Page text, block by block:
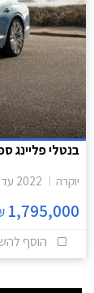
בנטלי פליינג
יוקרה 2022 עד
1,795,000
הוסף